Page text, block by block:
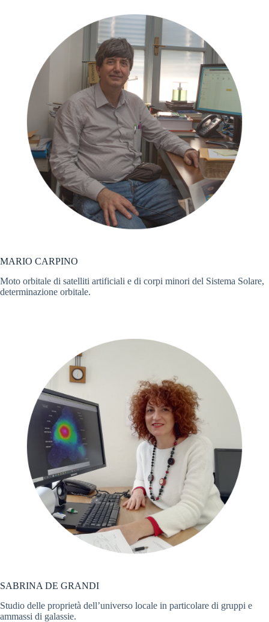
MARIO CARPINO
Moto orbitale di satelliti artificiali e di corpi minori del Sistema Solare,
determinazione orbitale.
SABRINA DE GRANDI
Studio delle proprietà dell’universo locale in particolare di gruppi e
ammassi di galassie.